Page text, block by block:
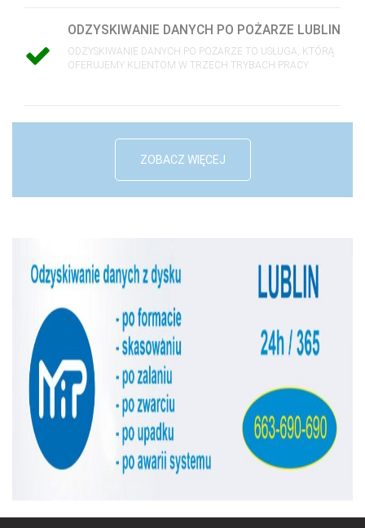
ODZYSKIWANIE DANYCH PO POŻARZE LUBLIN
ODZYSKIWANIE DANYCH PO POŻARZE TO USŁUGA, KTÓRĄ
OFERUJEMY KLIENTOM W TRZECH TRYBACH PRACY.
ZOBACZ WIĘCEJ